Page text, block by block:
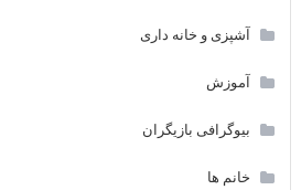
آشپزی و خانه داری
آموزش
بیوگرافی بازیگران
خانم ها